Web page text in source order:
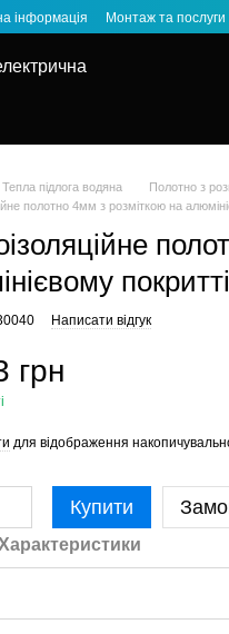
інформація Монтаж та послуги
Тепла підлога водяна
Полотно з
полотно 4мм з розміткою на
покритті
Написати відгук
грн
для відображення
Купити